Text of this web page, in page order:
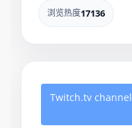
浏览热度17136
Twitch.tv